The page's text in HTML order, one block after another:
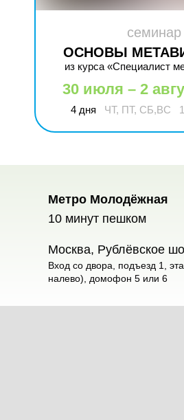
семинар
ОСНОВЫ
из курса «Специалист
30 июля – 2
4 дня ЧТ, ПТ, СБ,ВС
Метро Молодёжная
10 минут пешком
Москва, Рублёвское
Вход со двора, подъезд 1,
налево), домофон 5 или 6